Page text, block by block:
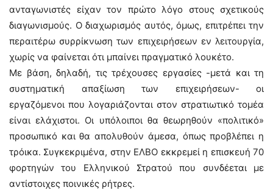
ανταγωνιστές είχαν τον πρώτο λόγο στους σχετικούς
διαγωνισμούς. Ο διαχωρισμός αυτός, όμως, επιτρέπει την
περαιτέρω συρρίκνωση των επιχειρήσεων εν λειτουργία,
χωρίς να φαίνεται ότι μπαίνει πραγματικό λουκέτο.
Με βάση, δηλαδή, τις τρέχουσες εργασίες -μετά και τη
συστηματική απαξίωση των επιχειρήσεων- οι
εργαζόμενοι που λογαριάζονται στον στρατιωτικό τομέα
είναι ελάχιστοι. Οι υπόλοιποι θα θεωρηθούν «πολιτικό»
προσωπικό και θα απολυθούν άμεσα, όπως προβλέπει η
τρόικα. Συγκεκριμένα, στην ΕΛΒΟ εκκρεμεί η επισκευή 70
φορτηγών του Ελληνικού Στρατού που συνδέεται με
αντίστοιχες ποινικές ρήτρες.